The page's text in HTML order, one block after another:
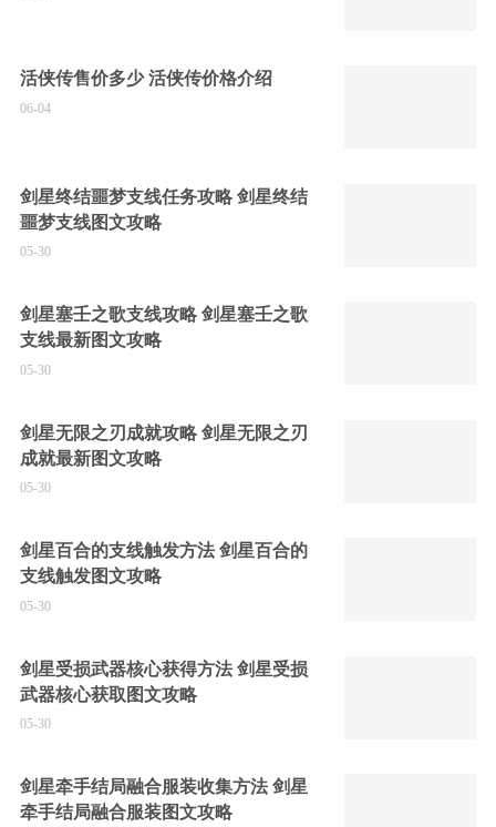
活侠传售价多少 活侠传价格介绍
06-04
剑星终结噩梦支线任务攻略 剑星终结
噩梦支线图文攻略
05-30
剑星塞壬之歌支线攻略 剑星塞壬之歌
支线最新图文攻略
05-30
剑星无限之刃成就攻略 剑星无限之刃
成就最新图文攻略
05-30
剑星百合的支线触发方法 剑星百合的
支线触发图文攻略
05-30
剑星受损武器核心获得方法 剑星受损
武器核心获取图文攻略
05-30
剑星牵手结局融合服装收集方法 剑星
牵手结局融合服装图文攻略